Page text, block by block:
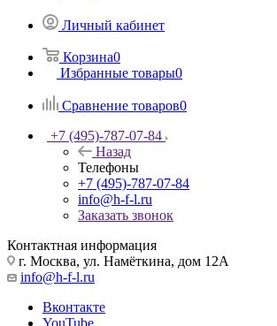
Личный кабинет
Корзина0
Избранные товары0
Сравнение товаров0
+7 (495)-787-07-84
Назад
Телефоны
+7 (495)-787-07-84
info@h-f-l.ru
Заказать звонок
Контактная информация
г. Москва, ул. Намёткина, дом 12А
info@h-f-l.ru
Вконтакте
YouTube